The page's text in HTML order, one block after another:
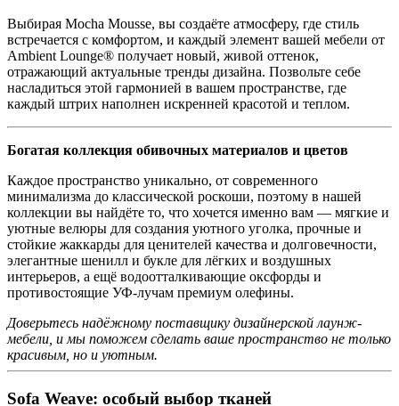
Выбирая Mocha Mousse, вы создаёте атмосферу, где стиль
встречается с комфортом, и каждый элемент вашей мебели от
Ambient Lounge® получает новый, живой оттенок,
отражающий актуальные тренды дизайна. Позвольте себе
насладиться этой гармонией в вашем пространстве, где
каждый штрих наполнен искренней красотой и теплом.
Богатая коллекция обивочных материалов и цветов
Каждое пространство уникально, от современного
минимализма до классической роскоши, поэтому в нашей
коллекции вы найдёте то, что хочется именно вам — мягкие и
уютные велюры для создания уютного уголка, прочные и
стойкие жаккарды для ценителей качества и долговечности,
элегантные шенилл и букле для лёгких и воздушных
интерьеров, а ещё водоотталкивающие оксфорды и
противостоящие УФ-лучам премиум олефины.
Доверьтесь надёжному поставщику дизайнерской лаунж-
мебели, и мы поможем сделать ваше пространство не только
красивым, но и уютным.
Sofa Weave: особый выбор тканей